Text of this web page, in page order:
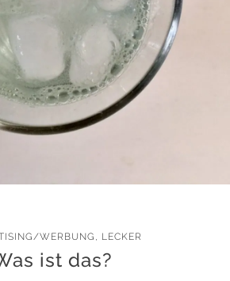
WERBUNG , LECKER
ist das?